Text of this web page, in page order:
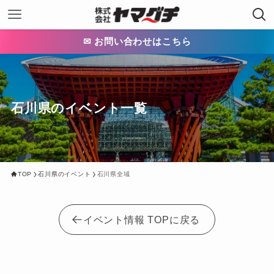
✉ お問い合わせはこちら
石川県のイベント一覧
TOP 石川県のイベント 石川県全域
イベント情報 TOPに戻る